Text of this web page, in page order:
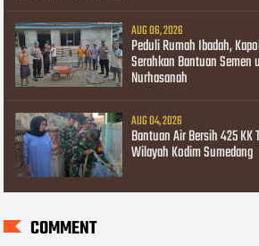
AUG 06, 2026
Peduli Rumah Ibadah,
Serahkan Bantuan
Nurhasanah
AUG 04, 2026
Bantuan Air Bersih 425 KK
Wilayah Kodim Sumedang
COMMENT